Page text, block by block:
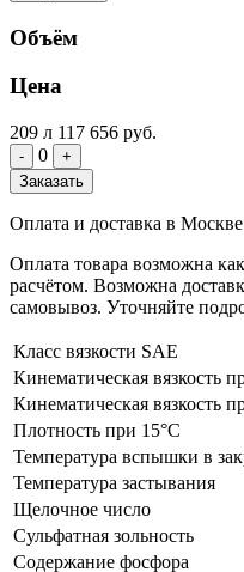
Объём
Цена
209 л 117 656 руб.
- 0
+
Заказать
Оплата и доставка в Москве
Оплата товара возможна
расчётом. Возможна
самовывоз. Уточняйте
Класс вязкости SAE
Кинематическая вязкость
Кинематическая вязкость
Плотность при 15°C
Температура вспышки в
Температура застывания
Щелочное число
Сульфатная зольность
Содержание фосфора